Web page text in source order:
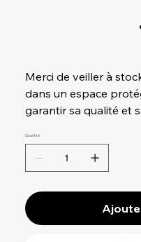
Merci de veiller à
dans un espace
garantir sa qualité et
Quantité